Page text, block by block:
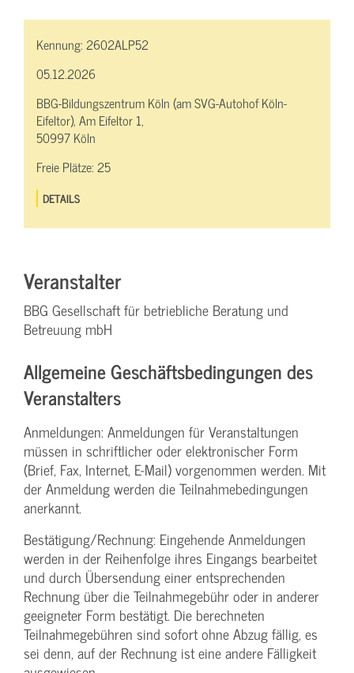
Kennung:2602ALP52
05.12.2026
BBG-Bildungszentrum Köln (am SVG-Autohof Köln-
Eifeltor), Am Eifeltor 1,
50997 Köln
Freie Plätze:25
DETAILS
Veranstalter
BBG Gesellschaft für betriebliche Beratung und
Betreuung mbH
Allgemeine Geschäftsbedingungen des
Veranstalters
Anmeldungen: Anmeldungen für Veranstaltungen
müssen in schriftlicher oder elektronischer Form
(Brief, Fax, Internet, E-Mail) vorgenommen werden. Mit
der Anmeldung werden die Teilnahme­bedingungen
anerkannt.
Bestätigung­/Rechnung: Eingehende Anmeldungen
werden in der Reihenfolge ihres Eingangs bearbeitet
und durch Übersendung einer entsprechenden
Rechnung über die Teilnahmegebühr oder in anderer
geeigneter Form bestätigt. Die berechneten
Teilnahmegebühren sind sofort ohne Abzug fällig, es
sei denn, auf der Rechnung ist eine andere Fälligkeit